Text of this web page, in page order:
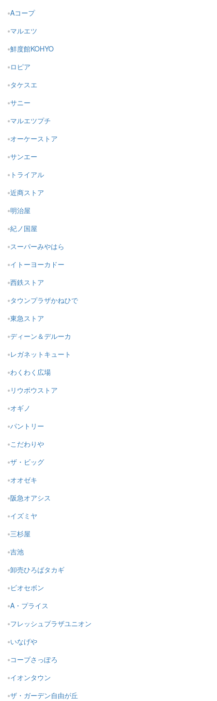
Aコープ
マルエツ
鮮度館KOHYO
ロピア
タケスエ
サニー
マルエツプチ
オーケーストア
サンエー
トライアル
近商ストア
明治屋
紀ノ国屋
スーパーみやはら
イトーヨーカドー
西鉄ストア
タウンプラザかねひで
東急ストア
ディーン＆デルーカ
レガネットキュート
わくわく広場
リウボウストア
オギノ
パントリー
こだわりや
ザ・ビッグ
オオゼキ
阪急オアシス
イズミヤ
三杉屋
吉池
卸売ひろばタカギ
ビオセボン
A・プライス
フレッシュプラザユニオン
いなげや
コープさっぽろ
イオンタウン
ザ・ガーデン自由が丘